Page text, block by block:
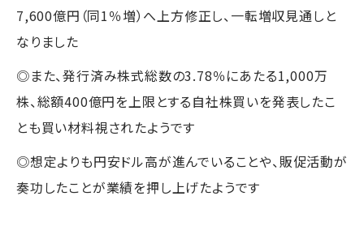
7,600億円（同1％増）へ上方修正し、一転増収見通しと
なりました
◎また、発行済み株式総数の3.78％にあたる1,000万
株、総額400億円を上限とする自社株買いを発表したこ
とも買い材料視されたようです
◎想定よりも円安ドル高が進んでいることや、販促活動が
奏功したことが業績を押し上げたようです